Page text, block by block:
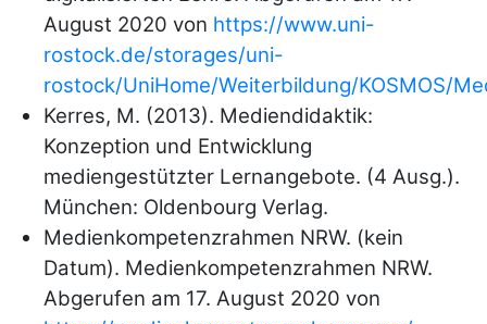
August 2020 von https://www.uni-
rostock.de/storages/uni-
rostock/UniHome/Weiterbildung/KOSMOS/
Kerres, M. (2013). Mediendidaktik:
Konzeption und Entwicklung
mediengestützter Lernangebote. (4 Ausg.).
München: Oldenbourg Verlag.
Medienkompetenzrahmen NRW. (kein
Datum). Medienkompetenzrahmen NRW.
Abgerufen am 17. August 2020 von